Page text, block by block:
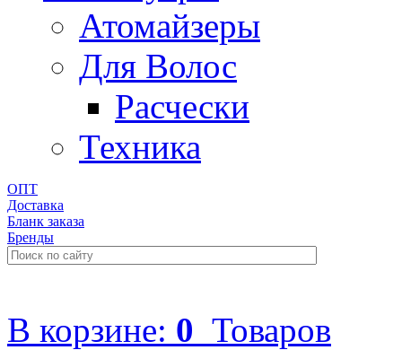
Атомайзеры
Для Волос
Расчески
Техника
ОПТ
Доставка
Бланк заказа
Бренды
В корзине: 0 Товаров